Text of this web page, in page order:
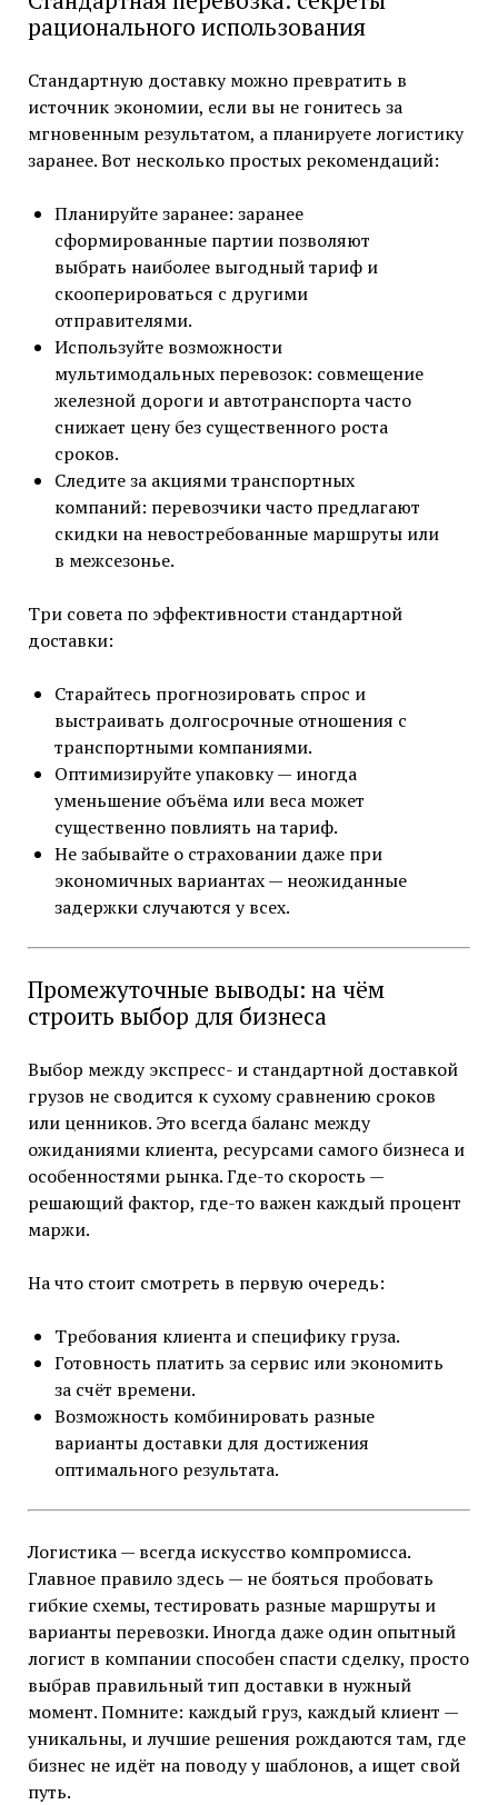
рационального использования
Стандартную доставку можно превратить в
источник экономии, если вы не гонитесь за
мгновенным результатом, а планируете логистику
заранее. Вот несколько простых рекомендаций:
Планируйте заранее: заранее
сформированные партии позволяют
выбрать наиболее выгодный тариф и
скооперироваться с другими
отправителями.
Используйте возможности
мультимодальных перевозок: совмещение
железной дороги и автотранспорта часто
снижает цену без существенного роста
сроков.
Следите за акциями транспортных
компаний: перевозчики часто предлагают
скидки на невостребованные маршруты или
в межсезонье.
Три совета по эффективности стандартной
доставки:
Старайтесь прогнозировать спрос и
выстраивать долгосрочные отношения с
транспортными компаниями.
Оптимизируйте упаковку — иногда
уменьшение объёма или веса может
существенно повлиять на тариф.
Не забывайте о страховании даже при
экономичных вариантах — неожиданные
задержки случаются у всех.
Промежуточные выводы: на чём
строить выбор для бизнеса
Выбор между экспресс- и стандартной доставкой
грузов не сводится к сухому сравнению сроков
или ценников. Это всегда баланс между
ожиданиями клиента, ресурсами самого бизнеса и
особенностями рынка. Где-то скорость —
решающий фактор, где-то важен каждый процент
маржи.
На что стоит смотреть в первую очередь:
Требования клиента и специфику груза.
Готовность платить за сервис или экономить
за счёт времени.
Возможность комбинировать разные
варианты доставки для достижения
оптимального результата.
Логистика — всегда искусство компромисса.
Главное правило здесь — не бояться пробовать
гибкие схемы, тестировать разные маршруты и
варианты перевозки. Иногда даже один опытный
логист в компании способен спасти сделку, просто
выбрав правильный тип доставки в нужный
момент. Помните: каждый груз, каждый клиент —
уникальны, и лучшие решения рождаются там, где
бизнес не идёт на поводу у шаблонов, а ищет свой
путь.